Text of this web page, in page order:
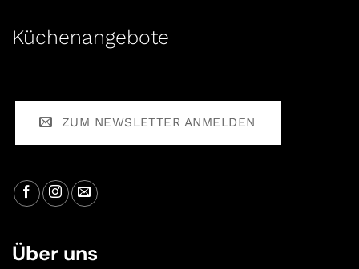
Küchenangebote
ZUM NEWSLETTER ANMELDEN
Über uns